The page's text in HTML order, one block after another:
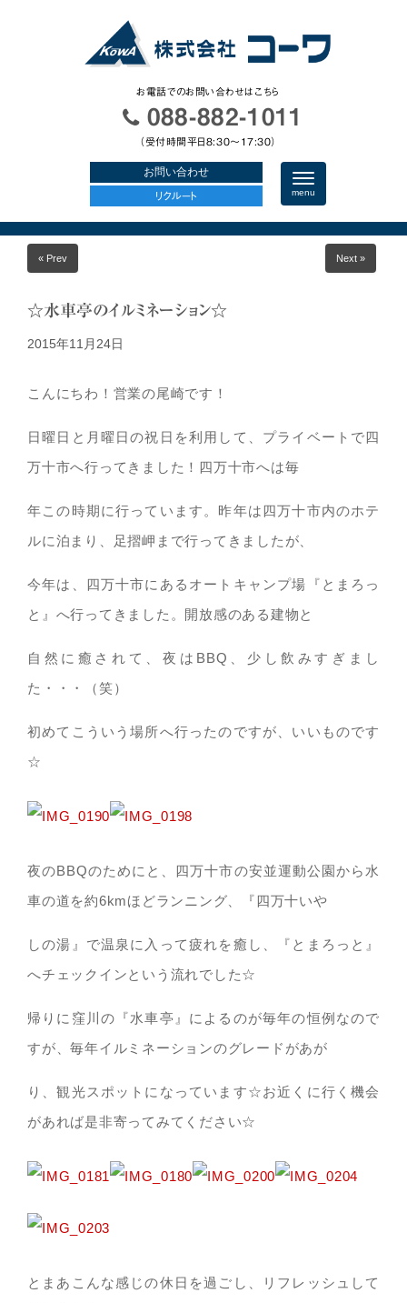
お電話でのお問い合わせはこちら
088-882-1011
（受付時間平日8:30〜17:30）
お問い合わせ
リクルート
N
a
v
i
g
menu
« Prev Next »
☆水車亭のイルミネーション☆
2015年11月24日
こんにちわ！営業の尾崎です！
日曜日と月曜日の祝日を利用して、プライベートで四
万十市へ行ってきました！四万十市へは毎
年この時期に行っています。昨年は四万十市内のホテ
ルに泊まり、足摺岬まで行ってきましたが、
今年は、四万十市にあるオートキャンプ場『とまろっ
と』へ行ってきました。開放感のある建物と
自然に癒されて、夜はBBQ、少し飲みすぎまし
た・・・（笑）
初めてこういう場所へ行ったのですが、いいものです
☆
夜のBBQのためにと、四万十市の安並運動公園から水
車の道を約6kmほどランニング、『四万十いや
しの湯』で温泉に入って疲れを癒し、『とまろっと』
へチェックインという流れでした☆
帰りに窪川の『水車亭』によるのが毎年の恒例なので
すが、毎年イルミネーションのグレードがあが
り、観光スポットになっています☆お近くに行く機会
があれば是非寄ってみてください☆
とまあこんな感じの休日を過ごし、リフレッシュして